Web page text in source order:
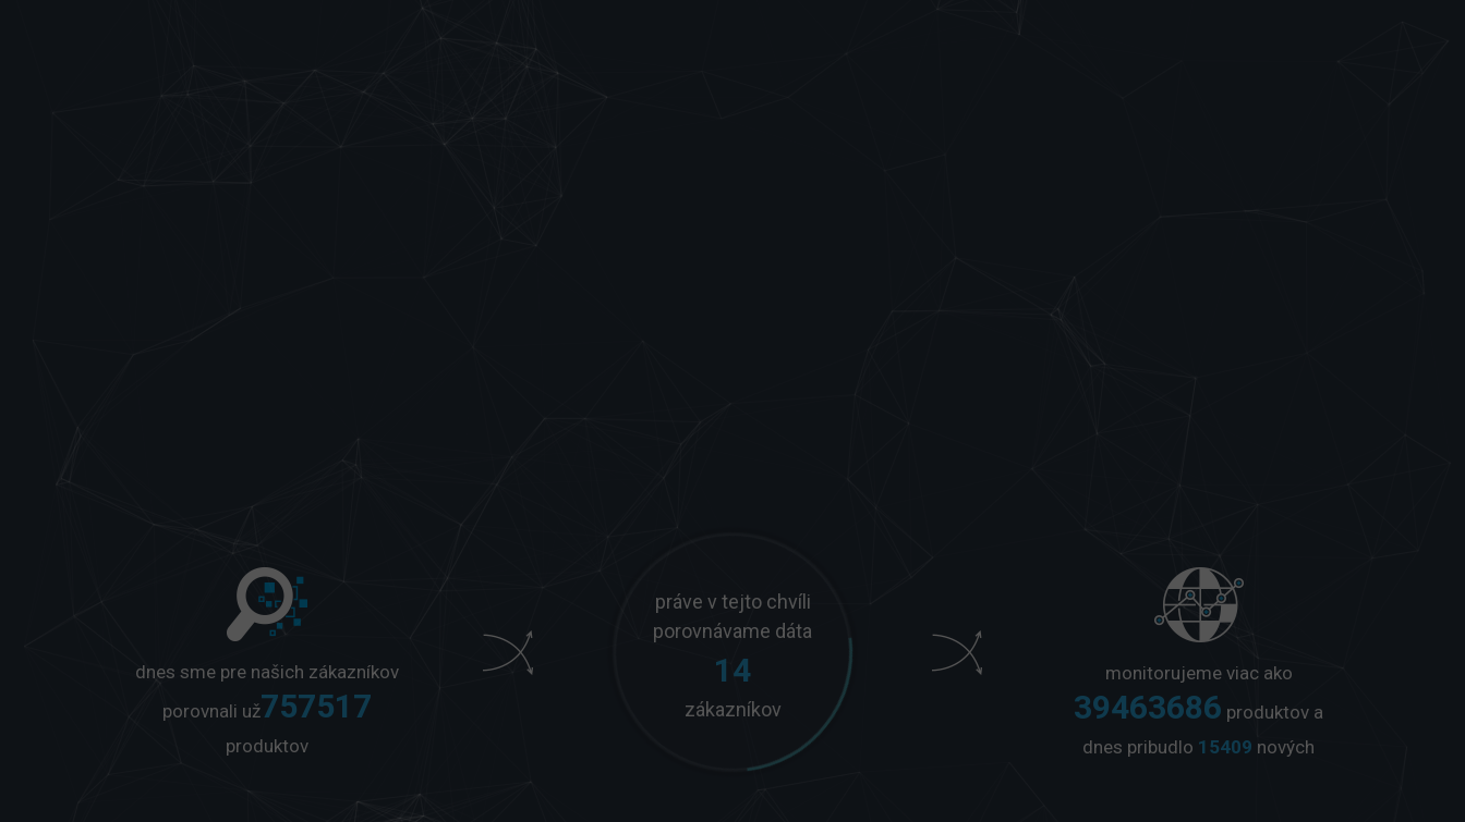
dnes sme pre našich zákazníkov
porovnali už757560
produktov
práve v tejto chvíli
porovnávame dáta
14
zákazníkov
monitorujeme viac ako
39463995 produktov a
dnes pribudlo 15413 nových